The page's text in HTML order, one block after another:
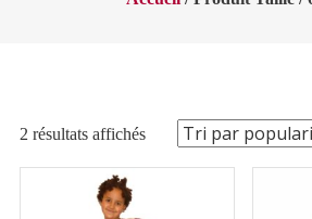
2 résultats affichésTrié
par